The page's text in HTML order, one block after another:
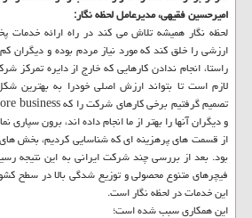
امیرحسین فقیهی، مدیرعامل لحظه نگار:
لحظه نگار همیشه تلاش می کند در راه ارائه خدمات
ارزشی را خلق کند که مورد نیاز مردم بوده و دیگران
راستا، انجام ندادن کارهایی که خارج از دایره
لازم است تا بتواند ارزش اصلی خودرا به بهترین
و دیگران آنها را بهتر از ما انجام داده اند، برون سپاری
از قسمت های پرهزینه ای که شناسایی کردیم، بخش
بود. بعد از بررسی چند شرکت ایرانی به این نتیجه
فیچرهای متنوع محصولی و توزیع شدگی بالا در سطح
این خدمات در لحظه نگار است.
این همکاری سبب شده است؛